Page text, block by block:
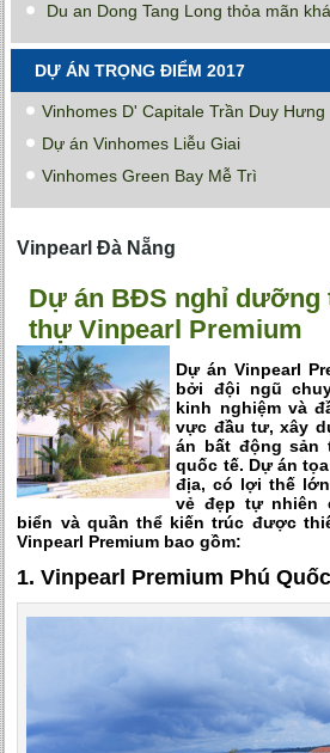
Du an Dong Tang Long thỏa mãn
DỰ ÁN TRỌNG ĐIỂM 2017
Vinhomes D' Capitale Trần Duy Hưng
Dự án Vinhomes Liễu Giai
Vinhomes Green Bay Mễ Trì
Vinpearl Đà Nẵng
Dự án BĐS nghỉ dưỡng
thự Vinpearl Premium
Dự án Vinpearl
bởi đội ngũ
kinh nghiệm và
vực đầu tư, xây
án bất động sản
quốc tế. Dự án
địa, có lợi thế
vẻ đẹp tự nhiên
biển và quần thể kiến trúc được
Vinpearl Premium bao gồm:
1. Vinpearl Premium Phú Quốc